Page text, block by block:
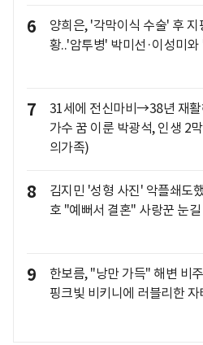
6
양희은, '각막이식 수술' 후 지
황..'암투병' 박미선·이성미
7
31세에 전신마비→38년 재활
가수 꿈 이룬 박광석, 인생 2
의가족)
8
김지민 '성형 사진' 악플쇄도
호 "예뻐서 결혼" 사랑꾼 눈
9
한보름, "낭만 가득" 해변 비
핑크빛 비키니에 러블리한 자